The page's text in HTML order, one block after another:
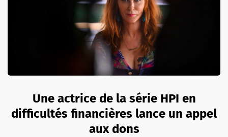
Une actrice de la série HPI en
difficultés financières lance un appel
aux dons